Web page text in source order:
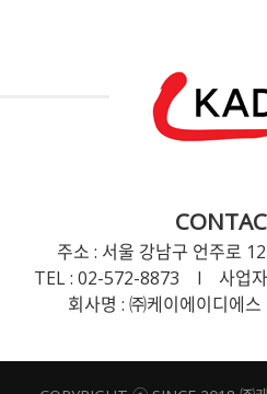
주소 : 서울 강남구 언주로
TEL : 02-572-8873 l 사업자
회사명 : ㈜케이에이디에